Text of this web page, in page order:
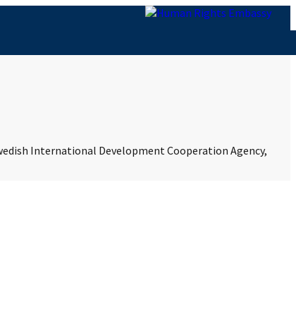
International Development Cooperation Agency,